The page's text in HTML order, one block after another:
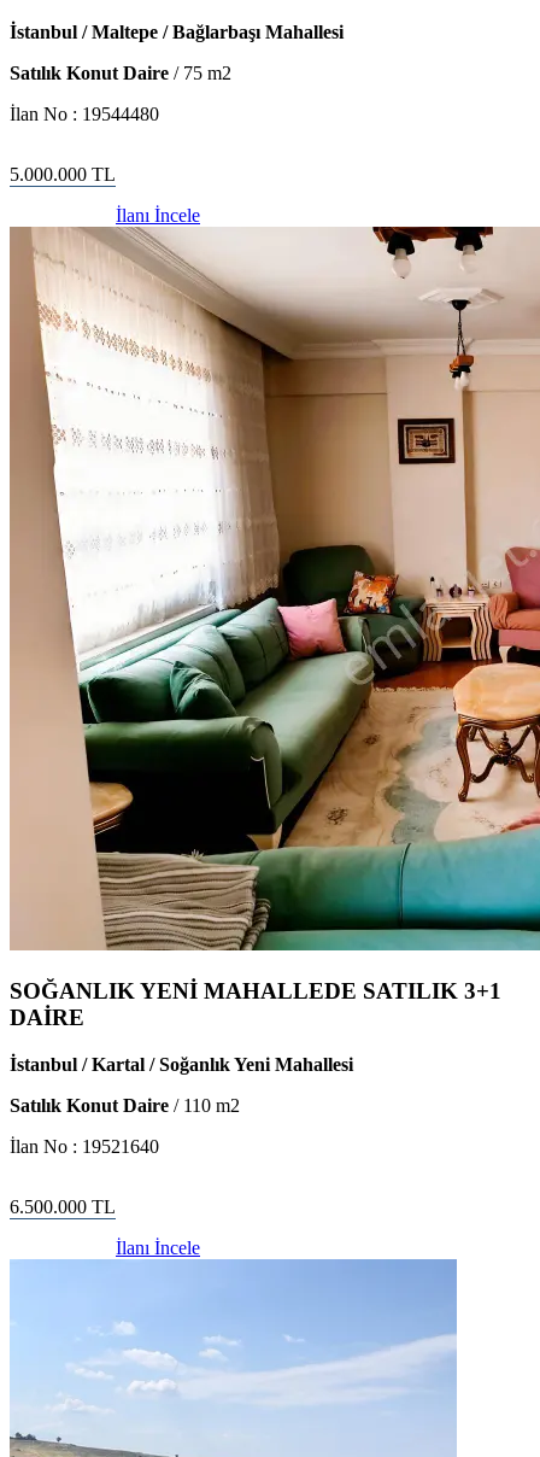
İstanbul / Maltepe / Bağlarbaşı Mahallesi
Satılık Konut Daire / 75 m2
İlan No : 19544480
5.000.000 TL
İlanı İncele
SOĞANLIK YENİ MAHALLEDE SATILIK 3+1
DAİRE
İstanbul / Kartal / Soğanlık Yeni Mahallesi
Satılık Konut Daire / 110 m2
İlan No : 19521640
6.500.000 TL
İlanı İncele